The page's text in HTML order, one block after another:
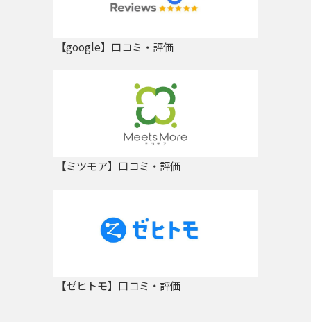
【google】口コミ・評価
【ミツモア】口コミ・評価
【ゼヒトモ】口コミ・評価